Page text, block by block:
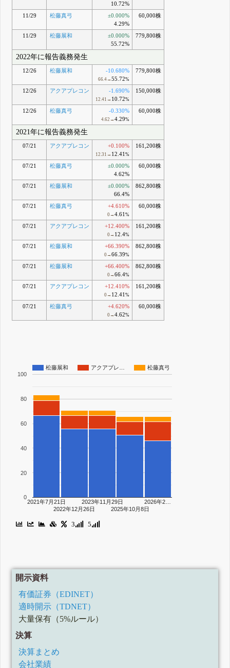
10.72%
11/29 松藤真弓
±0.000%
4.29%
60,000株
11/29 松藤展和
±0.000%
55.72%
779,800株
2022年に報告義務発生
12/26 松藤展和 -10.680%
66.4→ 55.72%
779,800株
12/26 アクアプレコン -1.690%
12.41→ 10.72%
150,000株
12/26 松藤真弓 -0.330%
4.62→ 4.29%
60,000株
2021年に報告義務発生
07/21 アクアプレコン +0.100%
12.31→ 12.41 %
161,200株
07/21 松藤真弓
±0.000%
4.62%
60,000株
07/21 松藤展和
±0.000%
66.4%
862,800株
07/21 松藤真弓 +4.610%
0→ 4.61 %
60,000株
07/21 アクアプレコン +12.400%
0→ 12.4%
161,200株
07/21 松藤展和 +66.390%
0→ 66.39%
862,800株
07/21 松藤展和 +66.400%
0→ 66.4%
862,800株
07/21 アクアプレコン +12.410%
0→ 12.41 %
161,200株
07/21 松藤真弓 +4.620%
0→ 4.62%
60,000株
松藤展和 アクアプレ… 松藤真弓
2021年7月21日
2022年12月26日
2023年11月29日
2025年10月8日
2026年2…
0
20
40
60
80
100
3 5
開示資料
有価証券（EDINET）
適時開示（TDNET）
大量保有（5%ルール）
決算
決算まとめ
会社業績